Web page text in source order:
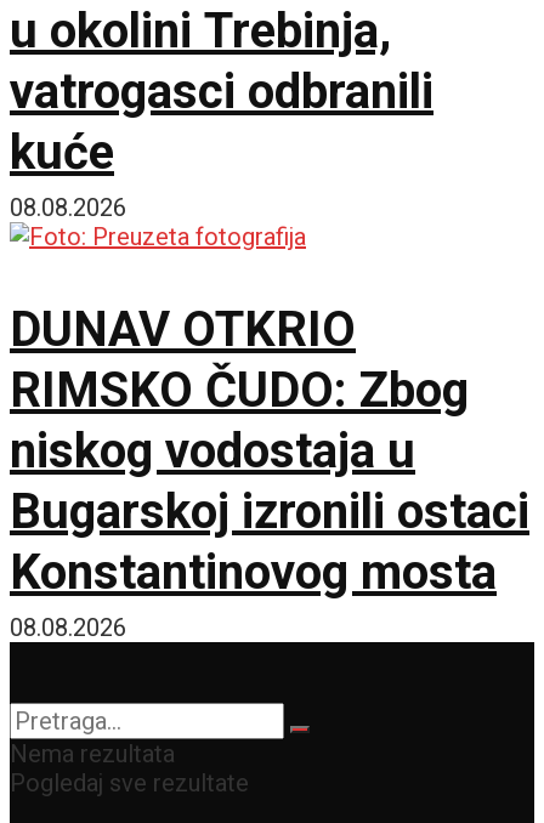
u okolini Trebinja,
vatrogasci odbranili
kuće
08.08.2026
DUNAV OTKRIO
RIMSKO ČUDO: Zbog
niskog vodostaja u
Bugarskoj izronili ostaci
Konstantinovog mosta
08.08.2026
Nema rezultata
Pogledaj sve rezultate